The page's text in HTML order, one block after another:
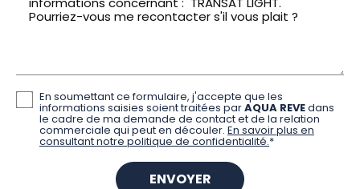
En soumettant ce formulaire, j'accepte que les
informations saisies soient traitées parAQUA REVEdans
le cadre de ma demande de contact et de la relation
commerciale qui peut en découler. En savoir plus en
consultant notre politique de confidentialité.*